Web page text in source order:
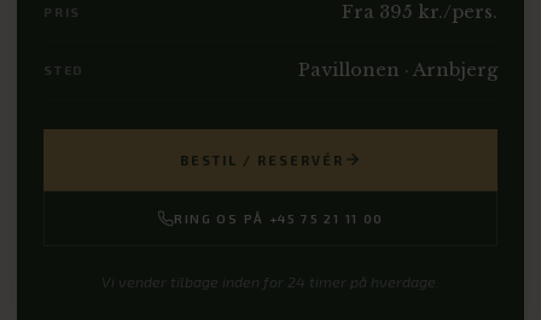
PRIS Fra 395 kr./pers.
STED Pavillonen · Arnbjerg
BESTIL / RESERVÉR
RING OS PÅ +45 75 21 11 00
Vi vender tilbage inden for 24 timer på hverdage.